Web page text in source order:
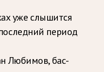
уже слышится
период
Любимов, бас-